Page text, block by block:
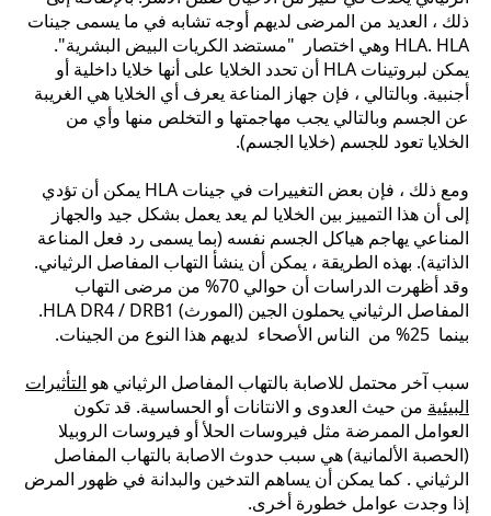
ذلك ، العديد من المرضى لديهم أوجه تشابه في ما يسمى جينات
HLA. HLA وهي اختصار "مستضد الكريات البيض البشرية".
يمكن لبروتينات HLA أن تحدد الخلايا على أنها خلايا داخلية أو
أجنبية. وبالتالي ، فإن جهاز المناعة يعرف أي الخلايا هي الغريبة
عن الجسم وبالتالي يجب مهاجمتها و التخلص منها وأي من
الخلايا تعود للجسم (خلايا الجسم).
ومع ذلك ، فإن بعض التغييرات في جينات HLA يمكن أن تؤدي
إلى أن هذا التمييز بين الخلايا لم يعد يعمل بشكل جيد والجهاز
المناعي يهاجم هياكل الجسم نفسه (بما يسمى رد فعل المناعة
الذاتية). بهذه الطريقة ، يمكن أن ينشأ التهاب المفاصل الرثياني.
وقد أظهرت الدراسات أن حوالي 70% من مرضى التهاب
المفاصل الرثياني يحملون الجين (المورث) HLA DR4 / DRB1.
بينما 25% من الناس الأصحاء لديهم هذا النوع من الجينات.
سبب آخر محتمل للاصابة بالتهاب المفاصل الرثياني هو التأثيرات
البيئية من حيث العدوى و الانتانات أو الحساسية. قد تكون
العوامل الممرضة مثل فيروسات الحلأ أو فيروسات الروبيلا
(الحصبة الألمانية) هي سبب حدوث الاصابة بالتهاب المفاصل
الرثياني . كما يمكن أن يساهم التدخين والبدانة في ظهور المرض
إذا وجدت عوامل خطورة أخرى.